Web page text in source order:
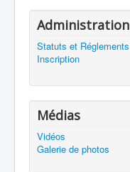
Administration
Statuts et Réglements
Inscription
Médias
Vidéos
Galerie de photos